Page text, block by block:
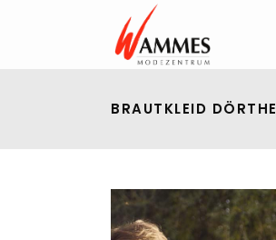
BRAUTKLEID DÖRTHE